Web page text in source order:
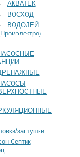
АКВАТЕК
ВОСХОД
ВОДОЛЕЙ
заглушки
Септик